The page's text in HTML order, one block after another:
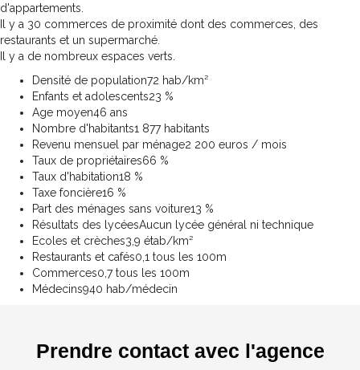
d'appartements.
Il y a 30 commerces de proximité dont des commerces, des
restaurants et un supermarché.
Il y a de nombreux espaces verts.
Densité de population72 hab/km²
Enfants et adolescents23 %
Age moyen46 ans
Nombre d'habitants1 877 habitants
Revenu mensuel par ménage2 200 euros / mois
Taux de propriétaires66 %
Taux d'habitation18 %
Taxe foncière16 %
Part des ménages sans voiture13 %
Résultats des lycéesAucun lycée général ni technique
Ecoles et crèches3,9 étab/km²
Restaurants et cafés0,1 tous les 100m
Commerces0,7 tous les 100m
Médecins940 hab/médecin
Prendre contact avec l'agence